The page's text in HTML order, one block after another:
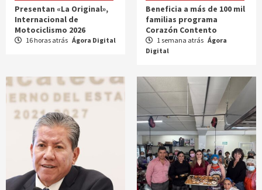
Presentan «La Original»,
Internacional de
Motociclismo 2026
16 horas atrás Ágora Digital
Beneficia a más de 100 mil
familias programa
Corazón Contento
1 semana atrás Ágora
Digital